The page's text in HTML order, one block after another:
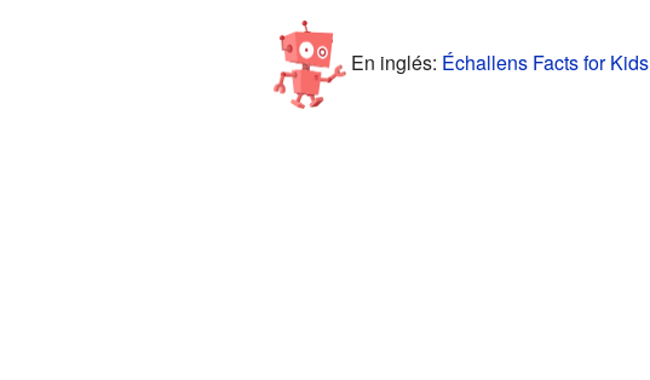
En inglés: Échallens Facts for Kids